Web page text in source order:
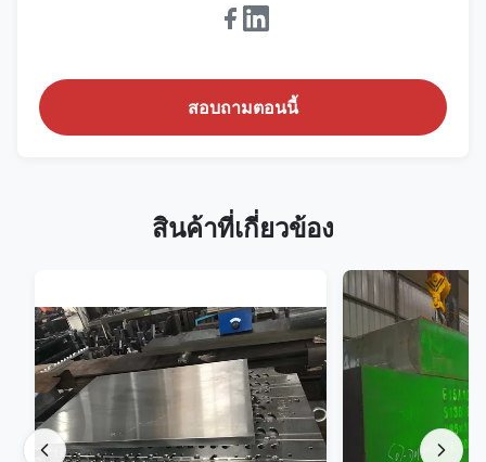
สอบถามตอนนี้
สินค้าที่เกี่ยวข้อง